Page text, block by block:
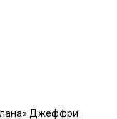
Джеффри